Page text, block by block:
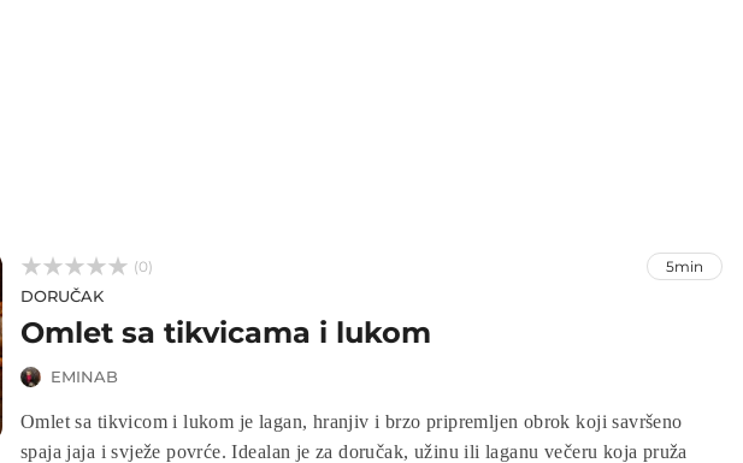


 (0) 5min
DORUČAK
Omlet sa tikvicama i lukom
EMINAB
Omlet sa tikvicom i lukom je lagan, hranjiv i brzo pripremljen obrok koji savršeno
spaja jaja i svježe povrće. Idealan je za doručak, užinu ili laganu večeru koja pruža